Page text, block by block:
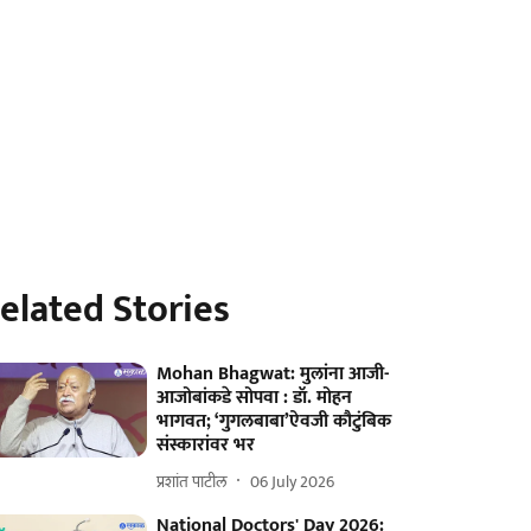
Stories
Mohan Bhagwat: मुलांना आजी-
आजोबांकडे सोपवा : डॉ. मोहन
भागवत; ‘गुगलबाबा’ऐवजी कौटुंबिक
संस्कारांवर भर
प्रशांत पाटील 06 July 2026